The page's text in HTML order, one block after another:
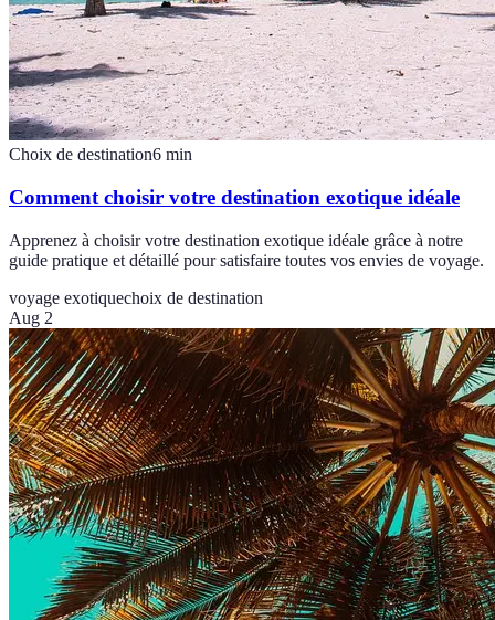
Choix de destination6 min
Comment choisir votre destination exotique idéale
Apprenez à choisir votre destination exotique idéale grâce à notre
guide pratique et détaillé pour satisfaire toutes vos envies de voyage.
voyage exotiquechoix de destination
Aug 2